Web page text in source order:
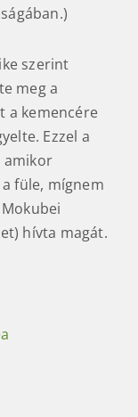
szerint
meg a
a kemencére
Ezzel a
amikor
füle, mígnem
hívta magát.